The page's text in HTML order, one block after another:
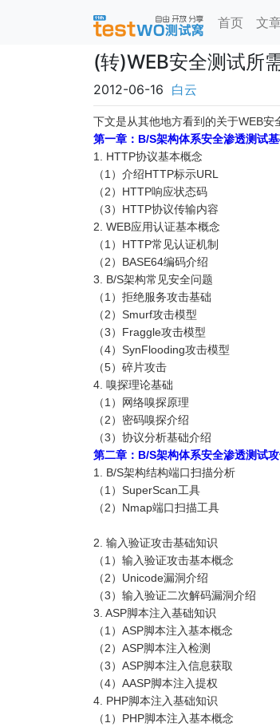
首页 文
(转)WEB安全测试所
2012-06-16 白云
下文是从其他地方看到的关于WEB
第一章：B/S架构体系安全渗透测试
1. HTTP协议基本概念
（1）介绍HTTP标示URL
（2）HTTP响应状态码
（3）HTTP协议传输内容
2. WEB应用认证基本概念
（1）HTTP常见认证机制
（2）BASE64编码介绍
3. B/S架构常见安全问题
（1）拒绝服务攻击基础
（2）Smurf攻击模型
（3）Fraggle攻击模型
（4）SynFlooding攻击模型
（5）碎片攻击
4. 嗅探理论基础
（1）网络嗅探原理
（2）密码嗅探介绍
（3）协议分析基础介绍
第二章：B/S架构体系安全渗透测试
1. B/S架构结构端口扫描分析
（1）SuperScan工具
（2）Nmap端口扫描工具
2. 输入验证攻击基础知识
（1）输入验证攻击基本概念
（2）Unicode漏洞介绍
（3）输入验证二次解码漏洞介绍
3. ASP脚本注入基础知识
（1）ASP脚本注入基本概念
（2）ASP脚本注入检测
（3）ASP脚本注入信息获取
（4）AASP脚本注入提权
4. PHP脚本注入基础知识
（1）PHP脚本注入基本概念